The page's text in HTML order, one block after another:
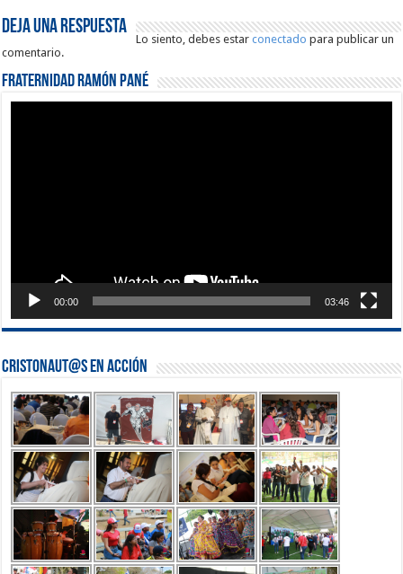
Deja una respuesta
Lo siento, debes estarconectado para publicar un
comentario.
Fraternidad Ramón Pané
00:00 03:46
Cristonaut@s en Acción